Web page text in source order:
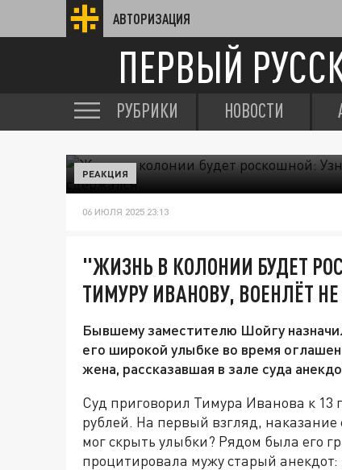
АВТОРИЗАЦИЯ
ПЕРВЫЙ
РУБРИКИ НОВОСТИ
РЕАКЦИЯ
06 ИЮЛЯ 2025 23:13
"ЖИЗНЬ В КОЛОНИИ БУДЕТ
ТИМУРУ ИВАНОВУ, ВОЕНЛЁТ
Бывшему заместителю Шойгу
его широкой улыбке во время
жена, рассказавшая в зале суда
Суд приговорил Тимура Иванова к
рублей. На первый взгляд, наказание
мог скрыть улыбки? Рядом была его
процитировала мужу старый